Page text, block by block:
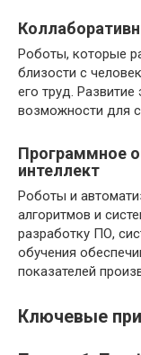
Роботы, которые
близости с
его труд.
возможности для
Программное
интеллект
Роботы и
алгоритмов и
разработку ПО,
обучения
показателей
Ключевые